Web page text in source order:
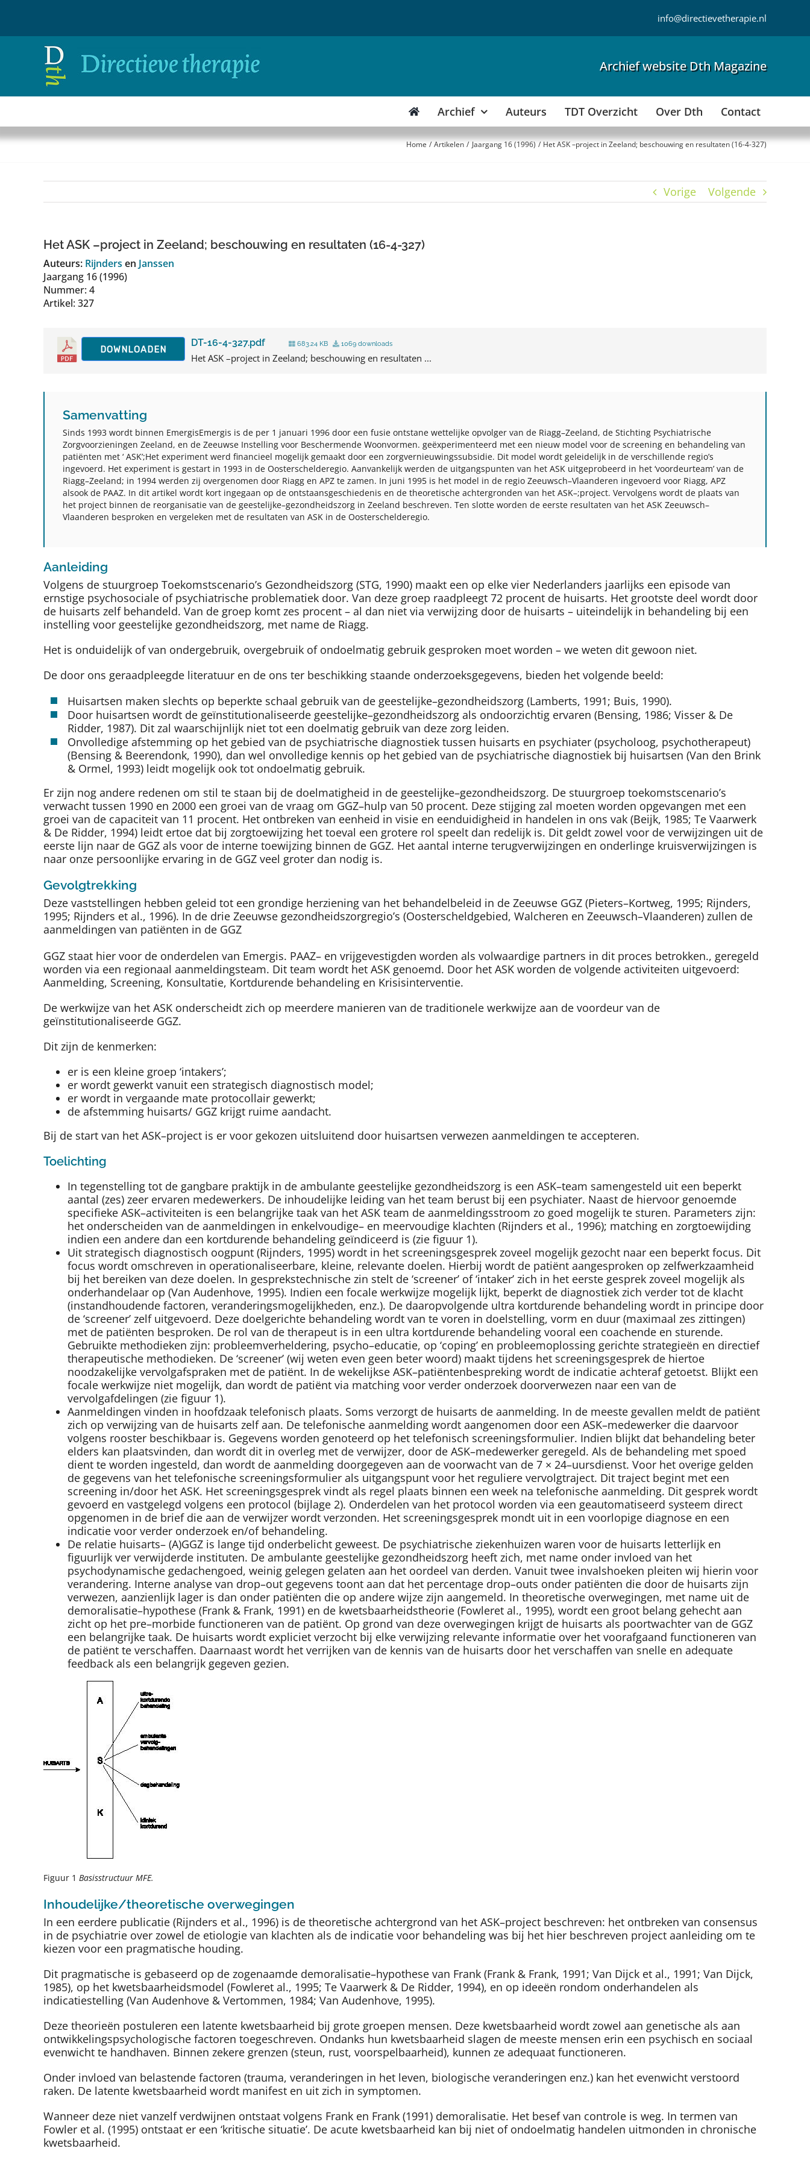
inhoud
info@directievetherapie.nl
Archief website Dth Magazine
Archief Auteurs TDT Overzicht Over Dth Contact
Home Artikelen Jaargang 16 (1996) Het ASK –project in Zeeland; beschouwing en resultaten (16-4-327)
Vorige Volgende
Het ASK –project in Zeeland; beschouwing en resultaten (16-4-327)
Auteurs: Rijnders en Janssen
Jaargang 16 (1996)
Nummer: 4
Artikel: 327
DOWNLOADEN
DT-16-4-327.pdf 683.24 KB 1069 downloads
Het ASK –project in Zeeland; beschouwing en resultaten ...
Samenvatting
Sinds 1993 wordt binnen EmergisEmergis is de per 1 januari 1996 door een fusie ontstane wettelijke opvolger van de Riagg–Zeeland, de Stichting Psychiatrische
Zorgvoorzieningen Zeeland, en de Zeeuwse Instelling voor Beschermende Woonvormen. geëxperimenteerd met een nieuw model voor de screening en behandeling van
patiënten met ‘ ASK’;Het experiment werd financieel mogelijk gemaakt door een zorgvernieuwingssubsidie. Dit model wordt geleidelijk in de verschillende regio’s
ingevoerd. Het experiment is gestart in 1993 in de Oosterschelderegio. Aanvankelijk werden de uitgangspunten van het ASK uitgeprobeerd in het ‘voordeurteam’ van de
Riagg–Zeeland; in 1994 werden zij overgenomen door Riagg en APZ te zamen. In juni 1995 is het model in de regio Zeeuwsch–Vlaanderen ingevoerd voor Riagg, APZ
alsook de PAAZ. In dit artikel wordt kort ingegaan op de ontstaansgeschiedenis en de theoretische achtergronden van het ASK–;project. Vervolgens wordt de plaats van
het project binnen de reorganisatie van de geestelijke–gezondheidszorg in Zeeland beschreven. Ten slotte worden de eerste resultaten van het ASK Zeeuwsch–
Vlaanderen besproken en vergeleken met de resultaten van ASK in de Oosterschelderegio.
Aanleiding
Volgens de stuurgroep Toekomstscenario’s Gezondheidszorg (STG, 1990) maakt een op elke vier Nederlanders jaarlijks een episode van
ernstige psychosociale of psychiatrische problematiek door. Van deze groep raadpleegt 72 procent de huisarts. Het grootste deel wordt door
de huisarts zelf behandeld. Van de groep komt zes procent – al dan niet via verwijzing door de huisarts – uiteindelijk in behandeling bij een
instelling voor geestelijke gezondheidszorg, met name de Riagg.
Het is onduidelijk of van ondergebruik, overgebruik of ondoelmatig gebruik gesproken moet worden – we weten dit gewoon niet.
De door ons geraadpleegde literatuur en de ons ter beschikking staande onderzoeksgegevens, bieden het volgende beeld:
Huisartsen maken slechts op beperkte schaal gebruik van de geestelijke–gezondheidszorg (Lamberts, 1991; Buis, 1990).
Door huisartsen wordt de geïnstitutionaliseerde geestelijke–gezondheidszorg als ondoorzichtig ervaren (Bensing, 1986; Visser & De
Ridder, 1987). Dit zal waarschijnlijk niet tot een doelmatig gebruik van deze zorg leiden.
Onvolledige afstemming op het gebied van de psychiatrische diagnostiek tussen huisarts en psychiater (psycholoog, psychotherapeut)
(Bensing & Beerendonk, 1990), dan wel onvolledige kennis op het gebied van de psychiatrische diagnostiek bij huisartsen (Van den Brink
& Ormel, 1993) leidt mogelijk ook tot ondoelmatig gebruik.
Er zijn nog andere redenen om stil te staan bij de doelmatigheid in de geestelijke–gezondheidszorg. De stuurgroep toekomstscenario’s
verwacht tussen 1990 en 2000 een groei van de vraag om GGZ–hulp van 50 procent. Deze stijging zal moeten worden opgevangen met een
groei van de capaciteit van 11 procent. Het ontbreken van eenheid in visie en eenduidigheid in handelen in ons vak (Beijk, 1985; Te Vaarwerk
& De Ridder, 1994) leidt ertoe dat bij zorgtoewijzing het toeval een grotere rol speelt dan redelijk is. Dit geldt zowel voor de verwijzingen uit de
eerste lijn naar de GGZ als voor de interne toewijzing binnen de GGZ. Het aantal interne terugverwijzingen en onderlinge kruisverwijzingen is
naar onze persoonlijke ervaring in de GGZ veel groter dan nodig is.
Gevolgtrekking
Deze vaststellingen hebben geleid tot een grondige herziening van het behandelbeleid in de Zeeuwse GGZ (Pieters–Kortweg, 1995; Rijnders,
1995; Rijnders et al., 1996). In de drie Zeeuwse gezondheidszorgregio’s (Oosterscheldgebied, Walcheren en Zeeuwsch–Vlaanderen) zullen de
aanmeldingen van patiënten in de GGZ
GGZ staat hier voor de onderdelen van Emergis. PAAZ– en vrijgevestigden worden als volwaardige partners in dit proces betrokken., geregeld
worden via een regionaal aanmeldingsteam. Dit team wordt het ASK genoemd. Door het ASK worden de volgende activiteiten uitgevoerd:
Aanmelding, Screening, Konsultatie, Kortdurende behandeling en Krisisinterventie.
De werkwijze van het ASK onderscheidt zich op meerdere manieren van de traditionele werkwijze aan de voordeur van de
geïnstitutionaliseerde GGZ.
Dit zijn de kenmerken:
er is een kleine groep ‘intakers’;
er wordt gewerkt vanuit een strategisch diagnostisch model;
er wordt in vergaande mate protocollair gewerkt;
de afstemming huisarts/ GGZ krijgt ruime aandacht.
Bij de start van het ASK–project is er voor gekozen uitsluitend door huisartsen verwezen aanmeldingen te accepteren.
Toelichting
In tegenstelling tot de gangbare praktijk in de ambulante geestelijke gezondheidszorg is een ASK–team samengesteld uit een beperkt
aantal (zes) zeer ervaren medewerkers. De inhoudelijke leiding van het team berust bij een psychiater. Naast de hiervoor genoemde
specifieke ASK–activiteiten is een belangrijke taak van het ASK team de aanmeldingsstroom zo goed mogelijk te sturen. Parameters zijn:
het onderscheiden van de aanmeldingen in enkelvoudige– en meervoudige klachten (Rijnders et al., 1996); matching en zorgtoewijding
indien een andere dan een kortdurende behandeling geïndiceerd is (zie figuur 1).
Uit strategisch diagnostisch oogpunt (Rijnders, 1995) wordt in het screeningsgesprek zoveel mogelijk gezocht naar een beperkt focus. Dit
focus wordt omschreven in operationaliseerbare, kleine, relevante doelen. Hierbij wordt de patiënt aangesproken op zelfwerkzaamheid
bij het bereiken van deze doelen. In gesprekstechnische zin stelt de ‘screener’ of ‘intaker’ zich in het eerste gesprek zoveel mogelijk als
onderhandelaar op (Van Audenhove, 1995). Indien een focale werkwijze mogelijk lijkt, beperkt de diagnostiek zich verder tot de klacht
(instandhoudende factoren, veranderingsmogelijkheden, enz.). De daaropvolgende ultra kortdurende behandeling wordt in principe door
de ‘screener’ zelf uitgevoerd. Deze doelgerichte behandeling wordt van te voren in doelstelling, vorm en duur (maximaal zes zittingen)
met de patiënten besproken. De rol van de therapeut is in een ultra kortdurende behandeling vooral een coachende en sturende.
Gebruikte methodieken zijn: probleemverheldering, psycho–educatie, op ‘coping’ en probleemoplossing gerichte strategieën en directief
therapeutische methodieken. De ‘screener’ (wij weten even geen beter woord) maakt tijdens het screeningsgesprek de hiertoe
noodzakelijke vervolgafspraken met de patiënt. In de wekelijkse ASK–patiëntenbespreking wordt de indicatie achteraf getoetst. Blijkt een
focale werkwijze niet mogelijk, dan wordt de patiënt via matching voor verder onderzoek doorverwezen naar een van de
vervolgafdelingen (zie figuur 1).
Aanmeldingen vinden in hoofdzaak telefonisch plaats. Soms verzorgt de huisarts de aanmelding. In de meeste gevallen meldt de patiënt
zich op verwijzing van de huisarts zelf aan. De telefonische aanmelding wordt aangenomen door een ASK–medewerker die daarvoor
volgens rooster beschikbaar is. Gegevens worden genoteerd op het telefonisch screeningsformulier. Indien blijkt dat behandeling beter
elders kan plaatsvinden, dan wordt dit in overleg met de verwijzer, door de ASK–medewerker geregeld. Als de behandeling met spoed
dient te worden ingesteld, dan wordt de aanmelding doorgegeven aan de voorwacht van de 7 × 24–uursdienst. Voor het overige gelden
de gegevens van het telefonische screeningsformulier als uitgangspunt voor het reguliere vervolgtraject. Dit traject begint met een
screening in/door het ASK. Het screeningsgesprek vindt als regel plaats binnen een week na telefonische aanmelding. Dit gesprek wordt
gevoerd en vastgelegd volgens een protocol (bijlage 2). Onderdelen van het protocol worden via een geautomatiseerd systeem direct
opgenomen in de brief die aan de verwijzer wordt verzonden. Het screeningsgesprek mondt uit in een voorlopige diagnose en een
indicatie voor verder onderzoek en/of behandeling.
De relatie huisarts– (A)GGZ is lange tijd onderbelicht geweest. De psychiatrische ziekenhuizen waren voor de huisarts letterlijk en
figuurlijk ver verwijderde instituten. De ambulante geestelijke gezondheidszorg heeft zich, met name onder invloed van het
psychodynamische gedachengoed, weinig gelegen gelaten aan het oordeel van derden. Vanuit twee invalshoeken pleiten wij hierin voor
verandering. Interne analyse van drop–out gegevens toont aan dat het percentage drop–outs onder patiënten die door de huisarts zijn
verwezen, aanzienlijk lager is dan onder patiënten die op andere wijze zijn aangemeld. In theoretische overwegingen, met name uit de
demoralisatie–hypothese (Frank & Frank, 1991) en de kwetsbaarheidstheorie (Fowleret al., 1995), wordt een groot belang gehecht aan
zicht op het pre–morbide functioneren van de patiënt. Op grond van deze overwegingen krijgt de huisarts als poortwachter van de GGZ
een belangrijke taak. De huisarts wordt expliciet verzocht bij elke verwijzing relevante informatie over het voorafgaand functioneren van
de patiënt te verschaffen. Daarnaast wordt het verrijken van de kennis van de huisarts door het verschaffen van snelle en adequate
feedback als een belangrijk gegeven gezien.
Figuur 1 Basisstructuur MFE.
Inhoudelijke/theoretische overwegingen
In een eerdere publicatie (Rijnders et al., 1996) is de theoretische achtergrond van het ASK–project beschreven: het ontbreken van consensus
in de psychiatrie over zowel de etiologie van klachten als de indicatie voor behandeling was bij het hier beschreven project aanleiding om te
kiezen voor een pragmatische houding.
Dit pragmatische is gebaseerd op de zogenaamde demoralisatie–hypothese van Frank (Frank & Frank, 1991; Van Dijck et al., 1991; Van Dijck,
1985), op het kwetsbaarheidsmodel (Fowleret al., 1995; Te Vaarwerk & De Ridder, 1994), en op ideeën rondom onderhandelen als
indicatiestelling (Van Audenhove & Vertommen, 1984; Van Audenhove, 1995).
Deze theorieën postuleren een latente kwetsbaarheid bij grote groepen mensen. Deze kwetsbaarheid wordt zowel aan genetische als aan
ontwikkelingspsychologische factoren toegeschreven. Ondanks hun kwetsbaarheid slagen de meeste mensen erin een psychisch en sociaal
evenwicht te handhaven. Binnen zekere grenzen (steun, rust, voorspelbaarheid), kunnen ze adequaat functioneren.
Onder invloed van belastende factoren (trauma, veranderingen in het leven, biologische veranderingen enz.) kan het evenwicht verstoord
raken. De latente kwetsbaarheid wordt manifest en uit zich in symptomen.
Wanneer deze niet vanzelf verdwijnen ontstaat volgens Frank en Frank (1991) demoralisatie. Het besef van controle is weg. In termen van
Fowler et al. (1995) ontstaat er een ‘kritische situatie’. De acute kwetsbaarheid kan bij niet of ondoelmatig handelen uitmonden in chronische
kwetsbaarheid.